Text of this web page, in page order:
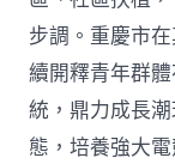
步調。重慶市
續開釋青年群
統，鼎力成長
態，培養強大